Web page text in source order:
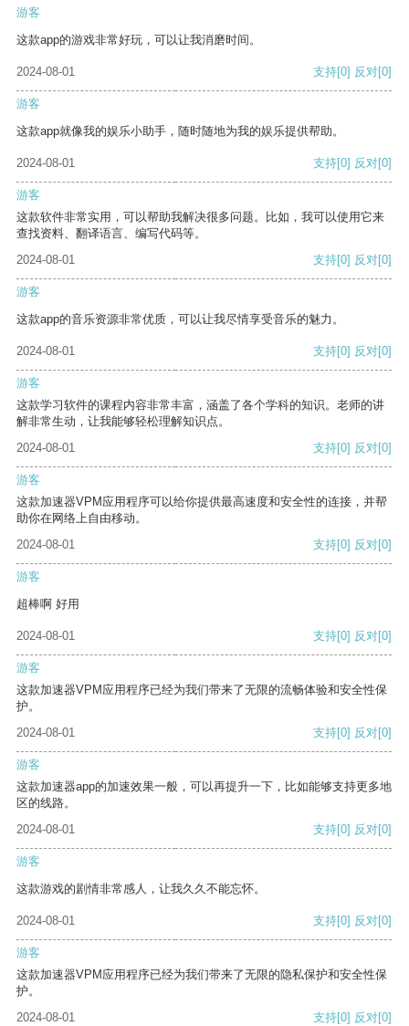
游客
这款app的游戏非常好玩，可以让我消磨时间。
2024-08-01 支持[0] 反对[0]
游客
这款app就像我的娱乐小助手，随时随地为我的娱乐提供帮助。
2024-08-01 支持[0] 反对[0]
游客
这款软件非常实用，可以帮助我解决很多问题。比如，我可以使用它来
查找资料、翻译语言、编写代码等。
2024-08-01
支持[0] 反对[0]
游客
这款app的音乐资源非常优质，可以让我尽情享受音乐的魅力。
2024-08-01 支持[0] 反对[0]
游客
这款学习软件的课程内容非常丰富，涵盖了各个学科的知识。老师的讲
解非常生动，让我能够轻松理解知识点。
2024-08-01
支持[0] 反对[0]
游客
这款加速器VPM应用程序可以给你提供最高速度和安全性的连接，并帮
助你在网络上自由移动。
2024-08-01
支持[0] 反对[0]
游客
超棒啊 好用
2024-08-01 支持[0] 反对[0]
游客
这款加速器VPM应用程序已经为我们带来了无限的流畅体验和安全性保
护。
2024-08-01
支持[0] 反对[0]
游客
这款加速器app的加速效果一般，可以再提升一下，比如能够支持更多地
区的线路。
2024-08-01
支持[0] 反对[0]
游客
这款游戏的剧情非常感人，让我久久不能忘怀。
2024-08-01 支持[0] 反对[0]
游客
这款加速器VPM应用程序已经为我们带来了无限的隐私保护和安全性保
护。
2024-08-01
支持[0] 反对[0]